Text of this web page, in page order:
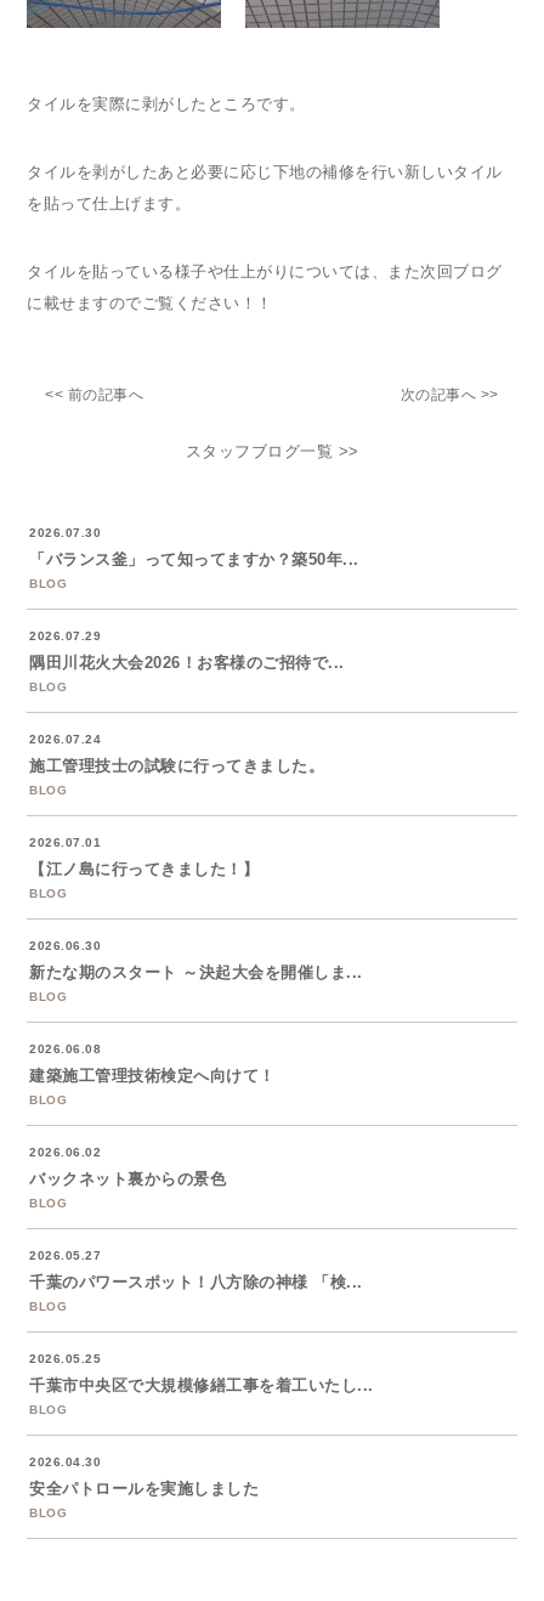
タイルを実際に剥がしたところです。
タイルを剥がしたあと必要に応じ下地の補修を行い新しいタイル
を貼って仕上げます。
タイルを貼っている様子や仕上がりについては、また次回ブログ
に載せますのでご覧ください！！
<< 前の記事へ 次の記事へ >>
スタッフブログ一覧 >>
2026.07.30
「バランス釜」って知ってますか？築50年...
BLOG
2026.07.29
隅田川花火大会2026！お客様のご招待で...
BLOG
2026.07.24
施工管理技士の試験に行ってきました。
BLOG
2026.07.01
【江ノ島に行ってきました！】
BLOG
2026.06.30
新たな期のスタート ～決起大会を開催しま...
BLOG
2026.06.08
建築施工管理技術検定へ向けて！
BLOG
2026.06.02
バックネット裏からの景色
BLOG
2026.05.27
千葉のパワースポット！八方除の神様 「検...
BLOG
2026.05.25
千葉市中央区で大規模修繕工事を着工いたし...
BLOG
2026.04.30
安全パトロールを実施しました
BLOG